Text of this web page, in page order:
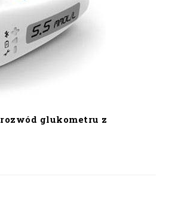
glukometru z